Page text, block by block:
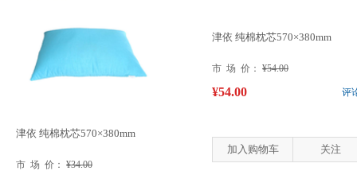
津依 纯棉枕芯570×380mm
市 场 价： ¥34.00
津依 纯棉枕芯570×380mm
市 场 价： ¥54.00
评
¥54.00
加入购物车 关注